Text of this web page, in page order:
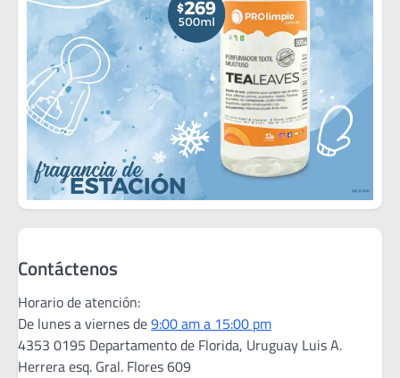
Contáctenos
Horario de atención:
De lunes a viernes de9:00 am a 15:00 pm
4353 0195 Departamento de Florida, Uruguay Luis A.
Herrera esq. Gral. Flores 609